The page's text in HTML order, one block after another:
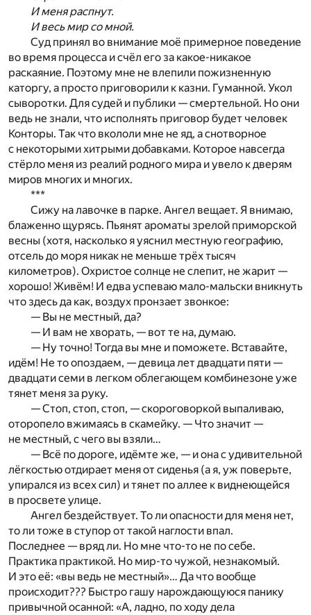
И меня распнут.
И весь мир со мной.
Суд принял во внимание моё примерное поведение
во время процесса и счёл его за какое-никакое
раскаяние. Поэтому мне не влепили пожизненную
каторгу, а просто приговорили к казни. Гуманной. Укол
сыворотки. Для судей и публики — смертельной. Но они
ведь не знали, что исполнять приговор будет человек
Конторы. Так что вкололи мне не яд, а снотворное
с некоторыми хитрыми добавками. Которое навсегда
стёрло меня из реалий родного мира и увело к дверям
миров многих и многих.
***
Сижу на лавочке в парке. Ангел вещает. Я внимаю,
блаженно щурясь. Пьянят ароматы зрелой приморской
весны (хотя, насколько я уяснил местную географию,
отсель до моря никак не меньше трёх тысяч
километров). Охристое солнце не слепит, не жарит —
хорошо! Живём! И едва успеваю мало-мальски вникнуть
что здесь да как, воздух пронзает звонкое:
— Вы не местный, да?
— И вам не хворать, — вот те на, думаю.
— Ну точно! Тогда вы мне и поможете. Вставайте,
идём! Не то опоздаем, — девица лет двадцати пяти —
двадцати семи в легком облегающем комбинезоне уже
тянет меня за руку.
— Стоп, стоп, стоп, — скороговоркой выпаливаю,
оторопело вжимаясь в скамейку. — Что значит —
не местный, с чего вы взяли…
— Всё по дороге, идёмте же, — и она с удивительной
лёгкостью отдирает меня от сиденья (а я, уж поверьте,
упирался из всех сил) и тянет по аллее к виднеющейся
в просвете улице.
Ангел бездействует. То ли опасности для меня нет,
то ли тоже в ступор от такой наглости впал.
Последнее — вряд ли. Но мне что-то не по себе.
Практика практикой. Но мир-то чужой, незнакомый.
И это её: «вы ведь не местный»… Да что вообще
происходит??? Быстро гашу нарождающуюся панику
привычной осанной: «А, ладно, по ходу дела